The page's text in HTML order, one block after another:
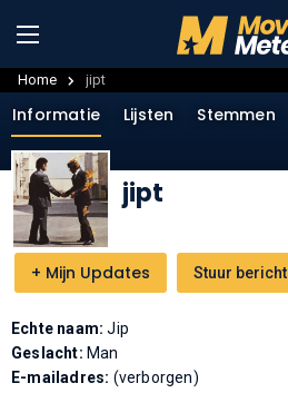
Home jipt
+ Mijn Updates Stuur bericht
Informatie Lijsten Stemmen
jipt
Echte naam:Jip
Geslacht: Man
E-mailadres: (verborgen)